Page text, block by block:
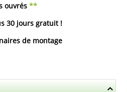
ouvrés **
30 jours gratuit!
de montage